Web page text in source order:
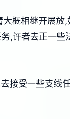
概相继开展放
,许者去正一些
接受一些支线